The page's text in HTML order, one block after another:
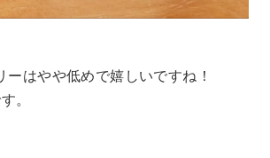
ーはやや低めで嬉しいですね！
。